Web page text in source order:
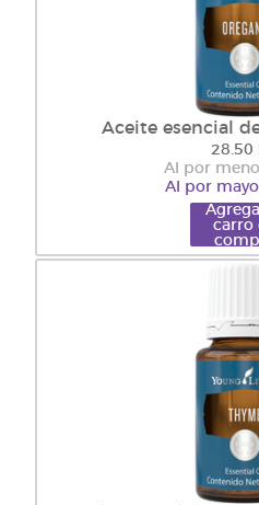
Aceite esencial
28.50
Al por
Al por
carro